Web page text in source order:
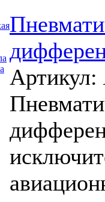
Артикул: